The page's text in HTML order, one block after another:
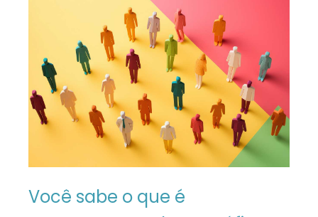
Você sabe o que é